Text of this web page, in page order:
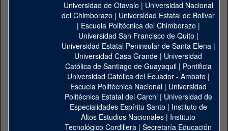
Universidad de Otavalo | Universidad Nacional
del Chimborazo | Universidad Estatal de Bolivar
| Escuela Politécnica del Chimborazo |
Universidad San Francisco de Quito |
Universidad Estatal Peninsular de Santa Elena|
Universidad Casa Grande | Universidad
Católica de Santiago de Guayaquil| Pontificia
Universidad Católica del Ecuador - Ambato |
Escuela Politécnica Nacional| Universidad
Politécnica Estatal del Carchi| Universidad de
Especialidades Espíritu Santo | Instituto de
Altos Estudios Nacionales | Instituto
Tecnológico Cordillera | Secretaría Educación